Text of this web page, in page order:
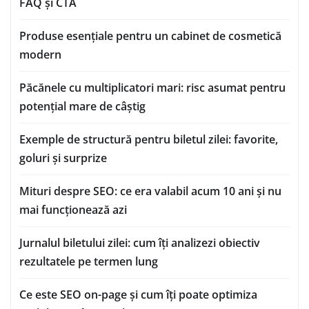
Produse esențiale pentru un cabinet de cosmetică
modern
Păcănele cu multiplicatori mari: risc asumat pentru
potențial mare de câștig
Exemple de structură pentru biletul zilei: favorite,
goluri și surprize
Mituri despre SEO: ce era valabil acum 10 ani și nu
mai funcționează azi
Jurnalul biletului zilei: cum îți analizezi obiectiv
rezultatele pe termen lung
Ce este SEO on-page și cum îți poate optimiza